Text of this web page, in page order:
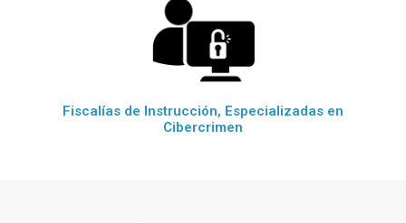
Fiscalías de Instrucción, Especializadas en
Cibercrimen